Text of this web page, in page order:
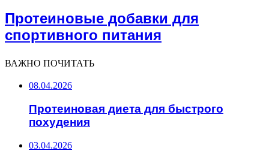
Протеиновые добавки для
спортивного питания
ВАЖНО ПОЧИТАТЬ
08.04.2026
Протеиновая диета для быстрого
похудения
03.04.2026